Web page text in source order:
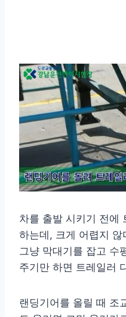
차를 출발 시키기 전에
하는데, 크게 어렵지 않
그냥 막대기를 잡고 수
주기만 하면 트레일러
랜딩기어를 올릴 때 조